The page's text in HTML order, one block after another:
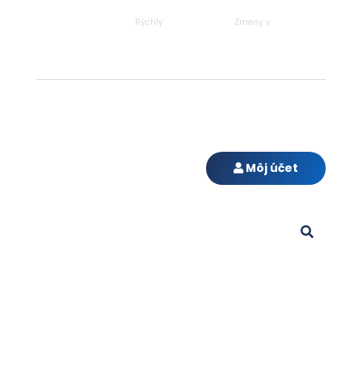
Zmeny v
Rýchly
Môj účet
Portál so vzormi